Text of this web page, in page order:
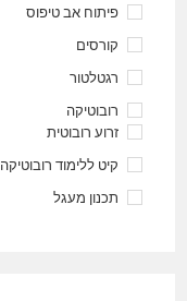
פיתוח אב טיפוס
קורסים
רגטלטור
רובוטיקה
זרוע רובוטית
קיט ללימוד רובוטיקה
תכנון מעגל